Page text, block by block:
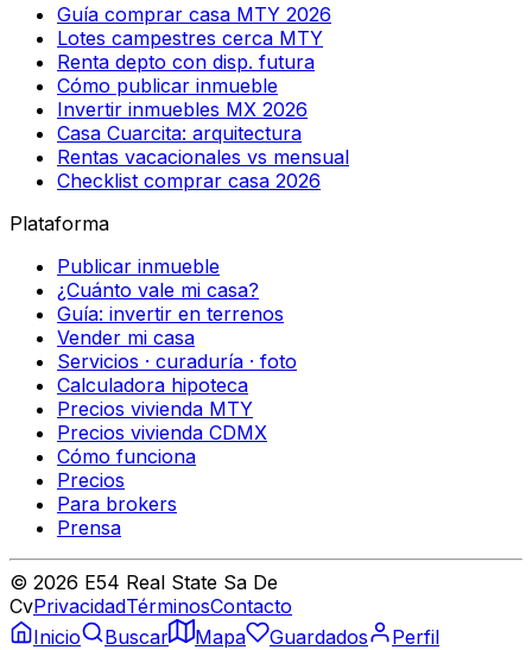
Guía comprar casa MTY 2026
Lotes campestres cerca MTY
Renta depto con disp. futura
Cómo publicar inmueble
Invertir inmuebles MX 2026
Casa Cuarcita: arquitectura
Rentas vacacionales vs mensual
Checklist comprar casa 2026
Plataforma
Publicar inmueble
¿Cuánto vale mi casa?
Guía: invertir en terrenos
Vender mi casa
Servicios · curaduría · foto
Calculadora hipoteca
Precios vivienda MTY
Precios vivienda CDMX
Cómo funciona
Precios
Para brokers
Prensa
© 2026 E54 Real State Sa De
CvPrivacidadTérminosContacto
Inicio
Buscar Mapa Guardados
Perfil